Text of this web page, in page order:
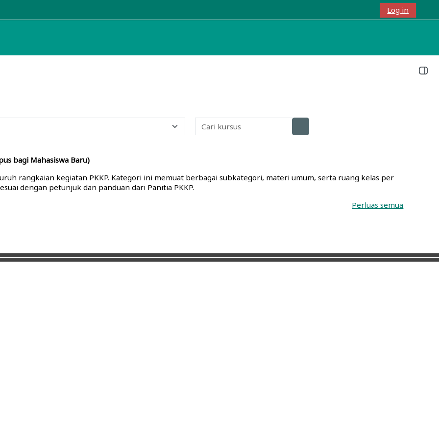
Log in
Buka
Cari kursus
Cari kursus
bagi Mahasiswa Baru)
rangkaian kegiatan PKKP. Kategori ini memuat berbagai subkategori, materi umum, serta ruang kelas per
dengan petunjuk dan panduan dari Panitia PKKP.
Perluas semua